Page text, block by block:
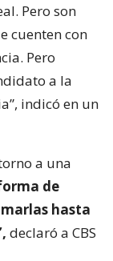
Pero son
cuenten con
Pero
a la
indicó en un
a una
de
hasta
declaró a CBS